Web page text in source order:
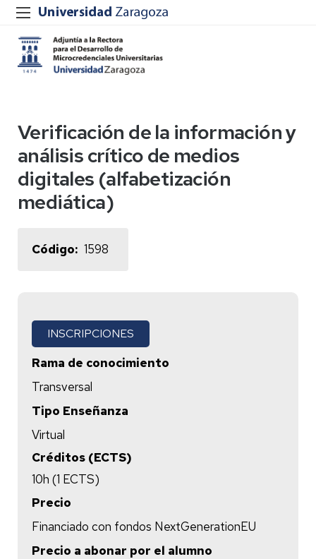
Verificación de la información y
análisis crítico de medios
digitales (alfabetización
mediática)
Código 1598
INSCRIPCIONES
Rama de conocimiento
Transversal
Tipo Enseñanza
Virtual
Créditos (ECTS)
10h (1 ECTS)
Precio
Financiado con fondos NextGenerationEU
Precio a abonar por el alumno